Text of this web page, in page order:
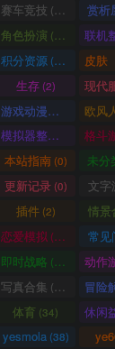
赛车竞技 (36) 赏析
角色扮演 (207) 联机
积分资源 (3246)
生存(2) 现代
游戏动漫古装 (466)
欧风
模拟器整合 格斗
本站指南(0) 未分
更新记录(0) 文字
插件(2) 情景
恋爱模拟 (101) 常见
即时战略 (14) 动作
写真合集 (370) 冒险
体育 (34) 休闲
yesmola(38)